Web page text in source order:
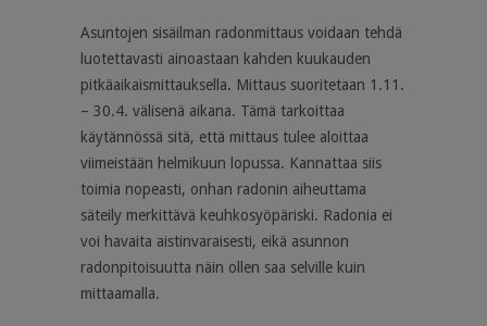
Asuntojen sisäilman radonmittaus voidaan tehdä
luotettavasti ainoastaan kahden kuukauden
pitkäaikaismittauksella. Mittaus suoritetaan 1.11.
– 30.4. välisenä aikana. Tämä tarkoittaa
käytännössä sitä, että mittaus tulee aloittaa
viimeistään helmikuun lopussa. Kannattaa siis
toimia nopeasti, onhan radonin aiheuttama
säteily merkittävä keuhkosyöpäriski. Radonia ei
voi havaita aistinvaraisesti, eikä asunnon
radonpitoisuutta näin ollen saa selville kuin
mittaamalla.